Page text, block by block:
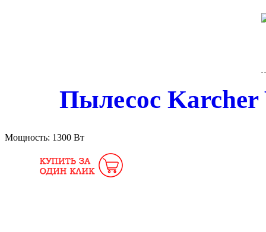
Пылесос Karcher
Мощность: 1300 Вт